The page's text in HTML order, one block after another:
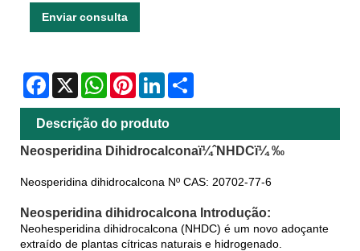
Enviar consulta
Facebook
X WhatsAppPinterestLinkedIn
Descrição do produto
Neosperidina Dihidrocalconaï¼ˆNHDCï¼ ‰
Neosperidina dihidrocalcona Nº CAS: 20702-77-6
Neosperidina dihidrocalcona Introdução:
Neohesperidina dihidrocalcona (NHDC) é um novo adoçante
extraído de plantas cítricas naturais e hidrogenado.